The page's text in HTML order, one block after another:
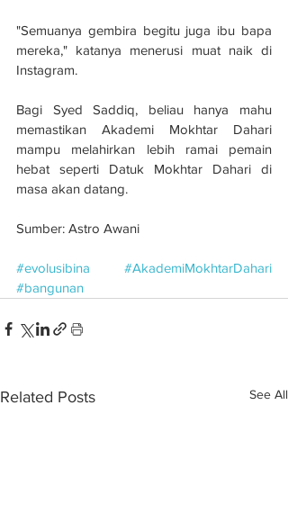
"Semuanya gembira begitu juga ibu bapa
mereka," katanya menerusi muat naik di
Instagram.
Bagi Syed Saddiq, beliau hanya mahu
memastikan Akademi Mokhtar Dahari
mampu melahirkan lebih ramai pemain
hebat seperti Datuk Mokhtar Dahari di
masa akan datang.
Sumber: Astro Awani
#evolusibina
#AkademiMokhtarDahari
#bangunan
Related Posts See All